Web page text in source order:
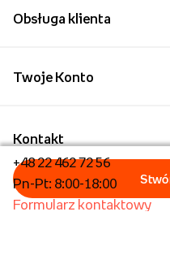
Obsługa klienta
Kontakt
+48 22 462 72 56
Pn-Pt: 8:00-18:00
Formularz kontaktowy
Twoje Konto